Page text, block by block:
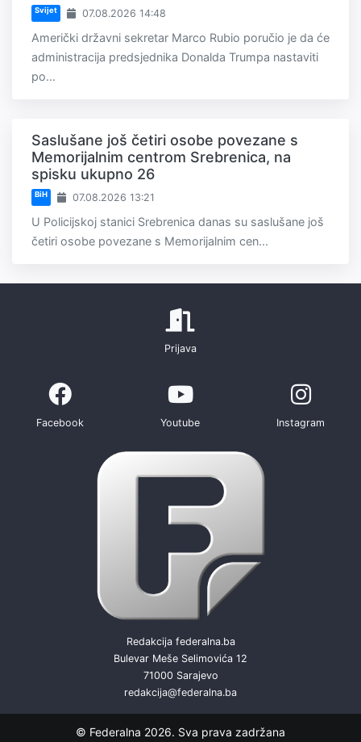
Svijet 07.08.2026 14:48
Američki državni sekretar Marco Rubio poručio je da će
administracija predsjednika Donalda Trumpa nastaviti
po...
Saslušane još četiri osobe povezane s
Memorijalnim centrom Srebrenica, na
spisku ukupno 26
BiH 07.08.2026 13:21
U Policijskoj stanici Srebrenica danas su saslušane još
četiri osobe povezane s Memorijalnim cen...
Prijava
Facebook Youtube Instagram
Redakcija federalna.ba
Bulevar Meše Selimovića 12
71000 Sarajevo
redakcija@federalna.ba
© Federalna 2026. Sva prava zadržana